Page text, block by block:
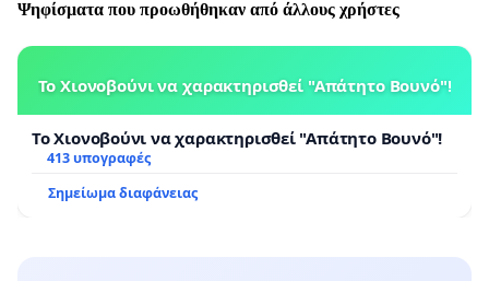
Ψηφίσματα που προωθήθηκαν από άλλους χρήστες
Το Χιονοβούνι να χαρακτηρισθεί "Απάτητο Βουνό"!
Το Χιονοβούνι να χαρακτηρισθεί "Απάτητο Βουνό"!
413 υπογραφές
Σημείωμα διαφάνειας